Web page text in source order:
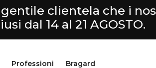
gentile clientela che i
dal 14 al 21 AGOSTO.
Professioni Bragard